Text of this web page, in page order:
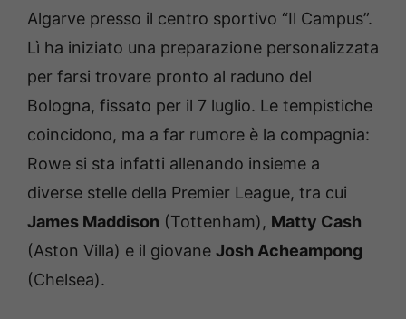
Algarve presso il centro sportivo “Il Campus”.
Lì ha iniziato una preparazione personalizzata
per farsi trovare pronto al raduno del
Bologna, fissato per il 7 luglio. Le tempistiche
coincidono, ma a far rumore è la compagnia:
Rowe si sta infatti allenando insieme a
diverse stelle della Premier League, tra cui
James Maddison (Tottenham), Matty Cash
(Aston Villa) e il giovane Josh Acheampong
(Chelsea).